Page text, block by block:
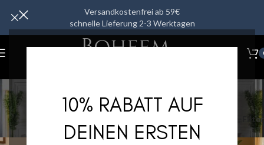
10% RABATT AUF
DEINEN ERSTEN
Versandkostenfrei ab 59€
schnelle Lieferung 2-3 Werktagen
Beistelltische
Kategorien
Start
Filter